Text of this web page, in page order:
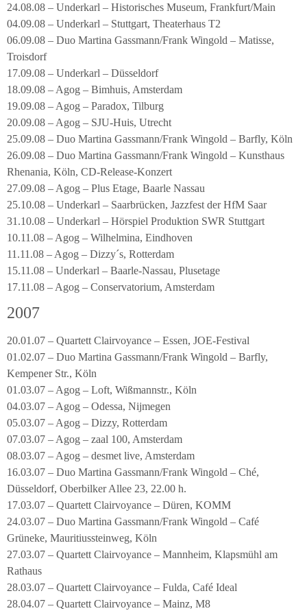
24.08.08 – Underkarl – Historisches Museum, Frankfurt/Main
04.09.08 – Underkarl – Stuttgart, Theaterhaus T2
06.09.08 – Duo Martina Gassmann/Frank Wingold – Matisse,
Troisdorf
17.09.08 – Underkarl – Düsseldorf
18.09.08 – Agog – Bimhuis, Amsterdam
19.09.08 – Agog – Paradox, Tilburg
20.09.08 – Agog – SJU-Huis, Utrecht
25.09.08 – Duo Martina Gassmann/Frank Wingold – Barfly, Köln
26.09.08 – Duo Martina Gassmann/Frank Wingold – Kunsthaus
Rhenania, Köln, CD-Release-Konzert
27.09.08 – Agog – Plus Etage, Baarle Nassau
25.10.08 – Underkarl – Saarbrücken, Jazzfest der HfM Saar
31.10.08 – Underkarl – Hörspiel Produktion SWR Stuttgart
10.11.08 – Agog – Wilhelmina, Eindhoven
11.11.08 – Agog – Dizzy´s, Rotterdam
15.11.08 – Underkarl – Baarle-Nassau, Plusetage
17.11.08 – Agog – Conservatorium, Amsterdam
2007
20.01.07 – Quartett Clairvoyance – Essen, JOE-Festival
01.02.07 – Duo Martina Gassmann/Frank Wingold – Barfly,
Kempener Str., Köln
01.03.07 – Agog – Loft, Wißmannstr., Köln
04.03.07 – Agog – Odessa, Nijmegen
05.03.07 – Agog – Dizzy, Rotterdam
07.03.07 – Agog – zaal 100, Amsterdam
08.03.07 – Agog – desmet live, Amsterdam
16.03.07 – Duo Martina Gassmann/Frank Wingold – Ché,
Düsseldorf, Oberbilker Allee 23, 22.00 h.
17.03.07 – Quartett Clairvoyance – Düren, KOMM
24.03.07 – Duo Martina Gassmann/Frank Wingold – Café
Grüneke, Mauritiussteinweg, Köln
27.03.07 – Quartett Clairvoyance – Mannheim, Klapsmühl am
Rathaus
28.03.07 – Quartett Clairvoyance – Fulda, Café Ideal
28.04.07 – Quartett Clairvoyance – Mainz, M8